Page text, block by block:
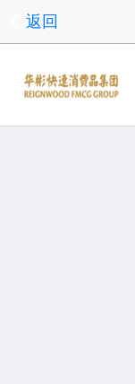
返回